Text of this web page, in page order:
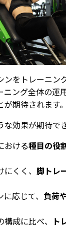
ンをトレーニン
ニング全体の運
期待されます。
効果が期待でき
おける種目の役
くく、 脚トレ
応じて、 負荷
成に比べ、
ト